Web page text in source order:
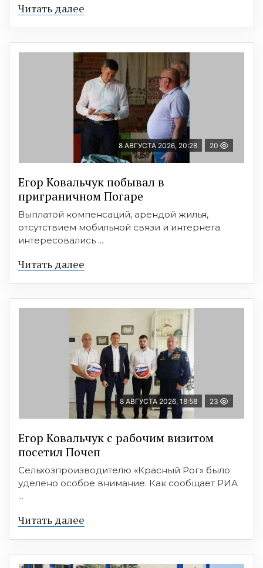
Читать далее
8 АВГУСТА 2026, 20:28 20
Егор Ковальчук побывал в
приграничном Погаре
Выплатой компенсаций, арендой жилья,
отсутствием мобильной связи и интернета
интересовались ...
Читать далее
8 АВГУСТА 2026, 18:58 23
Егор Ковальчук с рабочим визитом
посетил Почеп
Сельхозпроизводителю «Красный Рог» было
уделено особое внимание. Как сообщает РИА
...
Читать далее